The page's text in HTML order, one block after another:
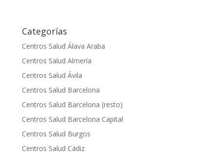
Categorías
Centros Salud Álava Araba
Centros Salud Almería
Centros Salud Ávila
Centros Salud Barcelona
Centros Salud Barcelona (resto)
Centros Salud Barcelona Capital
Centros Salud Burgos
Centros Salud Cádiz